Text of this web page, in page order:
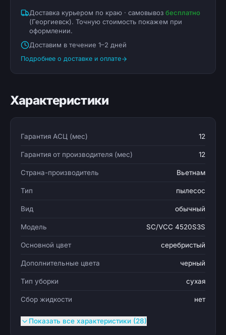
Доставка курьером по краю · самовывоз бесплатно
(Георгиевск). Точную стоимость покажем при
оформлении.
Доставим в течение 1–2 дней
Подробнее о доставке и оплате
Характеристики
Гарантия АСЦ (мес) 12
Гарантия от производителя (мес) 12
Страна-производитель Вьетнам
Тип пылесос
Вид обычный
Модель SC/VCC 4520S3S
Основной цвет серебристый
Дополнительные цвета черный
Тип уборки сухая
Сбор жидкости нет
Показать все характеристики (28)